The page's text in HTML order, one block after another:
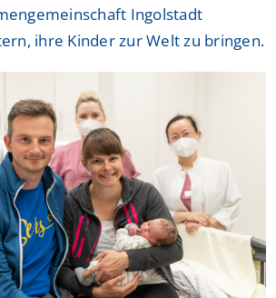
Ingolstadt
ihre Kinder zur Welt zu bringen.